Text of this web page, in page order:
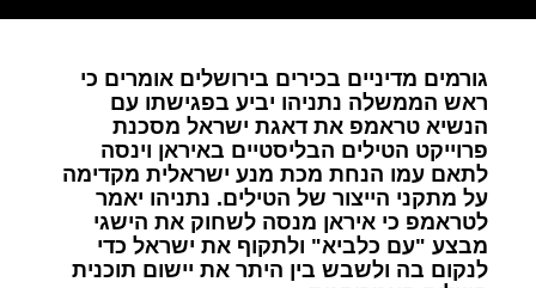
גורמים מדיניים בכירים בירושלים אומרים כי
ראש הממשלה נתניהו יביע בפגישתו עם
הנשיא טראמפ את דאגת ישראל מסכנת
פרוייקט הטילים הבליסטיים באיראן וינסה
לתאם עמו הנחת מכת מנע ישראלית מקדימה
על מתקני הייצור של הטילים. נתניהו יאמר
לטראמפ כי איראן מנסה לשחוק את הישגי
מבצע "עם כלביא" ולתקוף את ישראל כדי
לנקום בה ולשבש בין היתר את יישום תוכנית